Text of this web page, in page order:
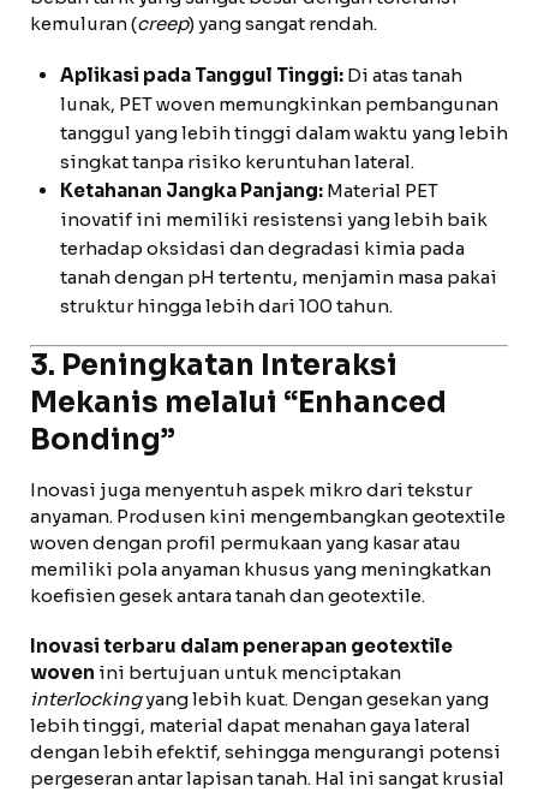
kemuluran (creep) yang sangat rendah.
Aplikasi pada Tanggul Tinggi: Di atas tanah
lunak, PET woven memungkinkan pembangunan
tanggul yang lebih tinggi dalam waktu yang lebih
singkat tanpa risiko keruntuhan lateral.
Ketahanan Jangka Panjang: Material PET
inovatif ini memiliki resistensi yang lebih baik
terhadap oksidasi dan degradasi kimia pada
tanah dengan pH tertentu, menjamin masa pakai
struktur hingga lebih dari 100 tahun.
3. Peningkatan Interaksi
Mekanis melalui “Enhanced
Bonding”
Inovasi juga menyentuh aspek mikro dari tekstur
anyaman. Produsen kini mengembangkan geotextile
woven dengan profil permukaan yang kasar atau
memiliki pola anyaman khusus yang meningkatkan
koefisien gesek antara tanah dan geotextile.
Inovasi terbaru dalam penerapan geotextile
woven ini bertujuan untuk menciptakan
interlockingyang lebih kuat. Dengan gesekan yang
lebih tinggi, material dapat menahan gaya lateral
dengan lebih efektif, sehingga mengurangi potensi
pergeseran antar lapisan tanah. Hal ini sangat krusial